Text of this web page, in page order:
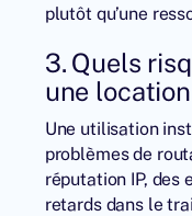
plutôt qu’une
3. Quels
une
Une utilisation
problèmes de
réputation IP, des
retards dans le